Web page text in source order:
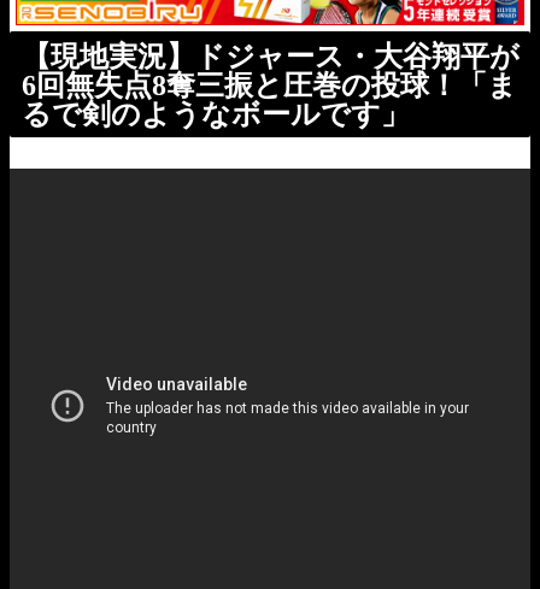
【現地実況】ドジャース・大谷翔平が
6回無失点8奪三振と圧巻の投球！「ま
るで剣のようなボールです」